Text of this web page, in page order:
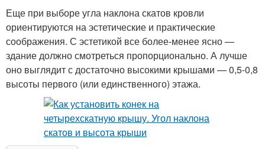
Еще при выборе угла наклона скатов кровли
ориентируются на эстетические и практические
соображения. С эстетикой все более-менее ясно —
здание должно смотреться пропорционально. А лучше
оно выглядит с достаточно высокими крышами — 0,5-0,8
высоты первого (или единственного) этажа.